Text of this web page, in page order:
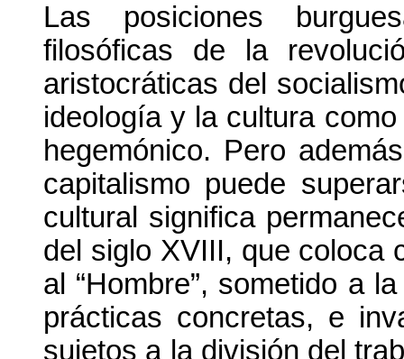
Las posiciones
filosóficas de la
aristocráticas del
ideología y la cultura
hegemónico. Pero
capitalismo puede
cultural significa
del siglo XVIII, que coloca
al “Hombre”, sometido a
prácticas concretas, e
sujetos a la división del